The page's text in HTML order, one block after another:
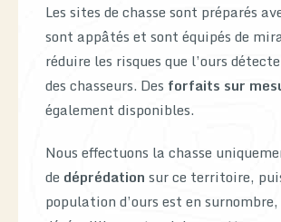
Les sites de chasse sont préparés
sont appâtés et sont équipés de
réduire les risques que l’ours
des chasseurs. Des forfaits sur
également disponibles.
Nous effectuons la chasse
de déprédation sur ce territoire,
population d’ours est en